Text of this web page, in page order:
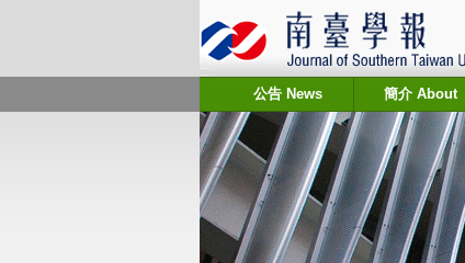
:::
公告 News 簡介 About